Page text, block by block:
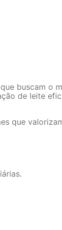
buscam o
de leite
que